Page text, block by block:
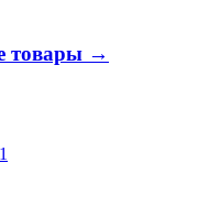
товары →
1